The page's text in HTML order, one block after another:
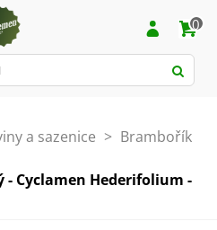
0
a sazenice > Brambořík
Cyclamen Hederifolium -